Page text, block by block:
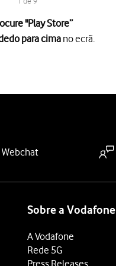
"Play Store”
para cimano ecrã.
Webchat
Sobre a Vodafone
A Vodafone
Rede 5G
Press Releases